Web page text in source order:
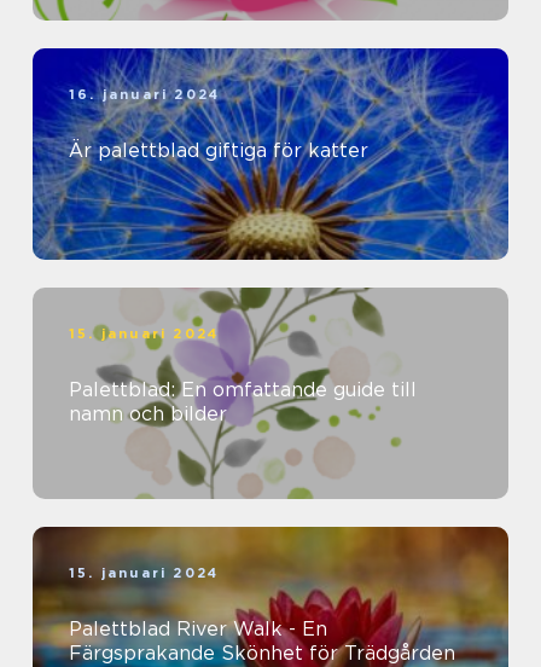
16. januari 2024
Är palettblad giftiga för katter
15. januari 2024
Palettblad: En omfattande guide till
namn och bilder
15. januari 2024
Palettblad River Walk - En
Färgsprakande Skönhet för Trädgården